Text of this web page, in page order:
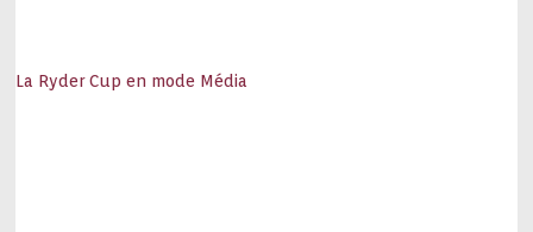
La Ryder Cup en mode Média